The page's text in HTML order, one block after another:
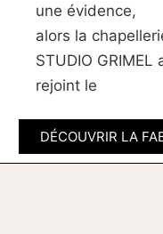
une évidence,
alors la
STUDIO GRIMEL
rejoint le
DÉCOUVRIR LA